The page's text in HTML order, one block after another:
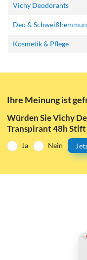
Vichy Deodorants
Deo &
Kosmetik & Pflege
Ihre Meinung ist
Würden Sie Vichy
Transpirant 48h
Ja Nein